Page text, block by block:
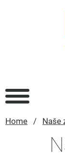
Home / Naše